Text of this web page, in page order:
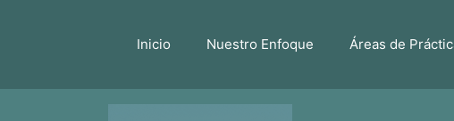
Inicio Nuestro Enfoque Áreas de